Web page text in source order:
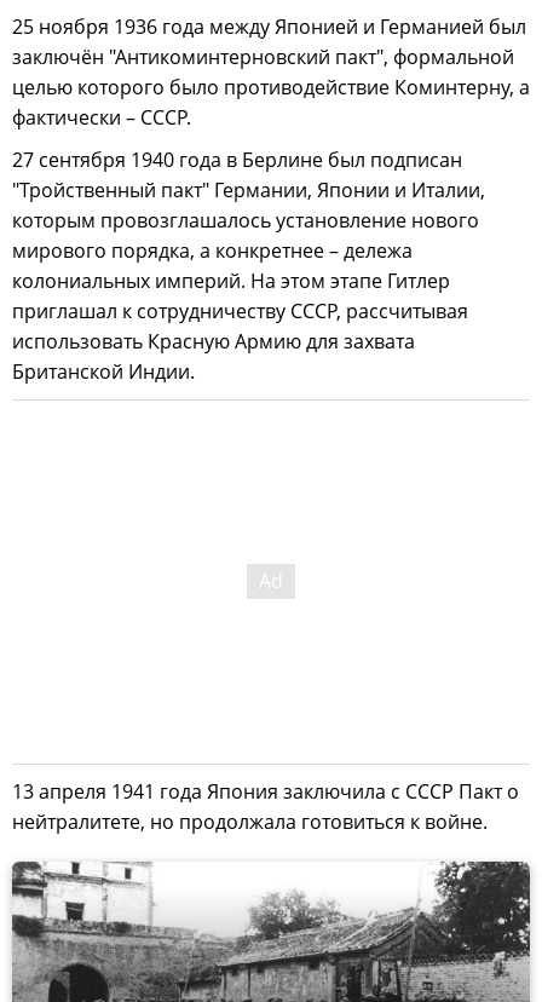
25 ноября 1936 года между Японией и Германией был
заключён "Антикоминтерновский пакт", формальной
целью которого было противодействие Коминтерну, а
фактически – СССР.
27 сентября 1940 года в Берлине был подписан
"Тройственный пакт" Германии, Японии и Италии,
которым провозглашалось установление нового
мирового порядка, а конкретнее – дележа
колониальных империй. На этом этапе Гитлер
приглашал к сотрудничеству СССР, рассчитывая
использовать Красную Армию для захвата
Британской Индии.
13 апреля 1941 года Япония заключила с СССР Пакт о
нейтралитете, но продолжала готовиться к войне.